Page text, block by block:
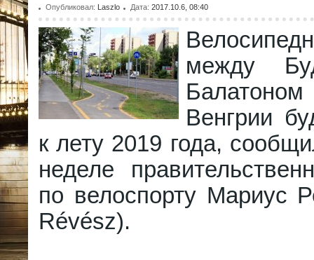
Опубликовал: Laszlo Дата: 2017.10.6, 08:40
между
Венгрии
к лету 2019 года,
неделе
по велоспорту Мариус
Révész).